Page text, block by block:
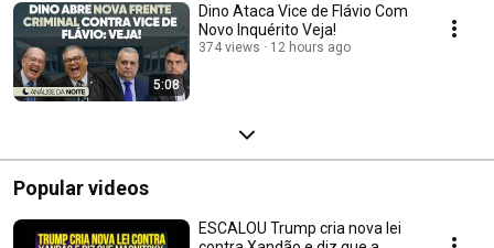
5:08
Dino Ataca Vice de Flávio Com
Novo Inquérito Veja!
374 views 12 hours ago
Popular videos
ESCALOU Trump cria nova lei